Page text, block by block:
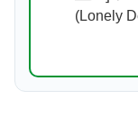
(Lonely